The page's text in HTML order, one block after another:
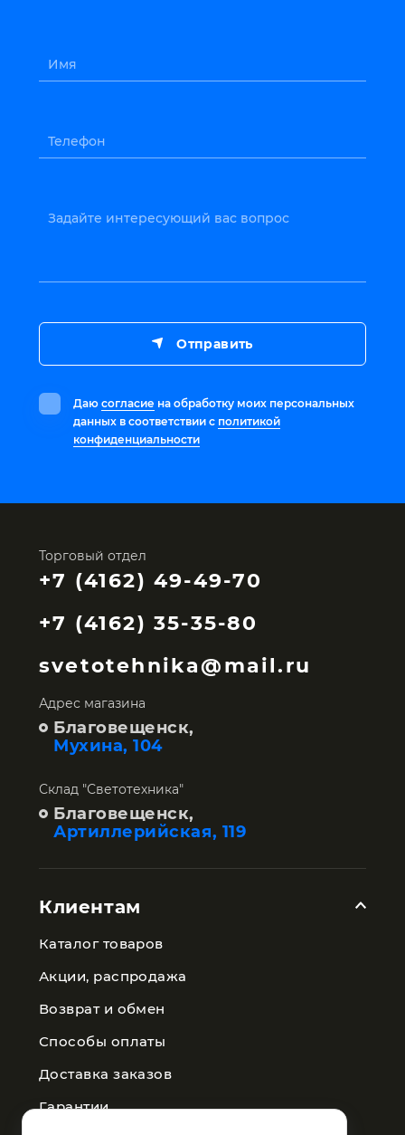
Имя
Телефон
Задайте интересующий вас вопрос
Даю согласие на обработку моих персональных
данных в соответствии с политикой
конфиденциальности
Отправить
Торговый отдел
+7 (4162) 49-49-70
+7 (4162) 35-35-80
svetotehnika@mail.ru
Адрес магазина
Благовещенск,
Мухина, 104
Склад "Светотехника"
Благовещенск,
Артиллерийская, 119
Клиентам
Каталог товаров
Акции, распродажа
Возврат и обмен
Способы оплаты
Доставка заказов
Гарантии